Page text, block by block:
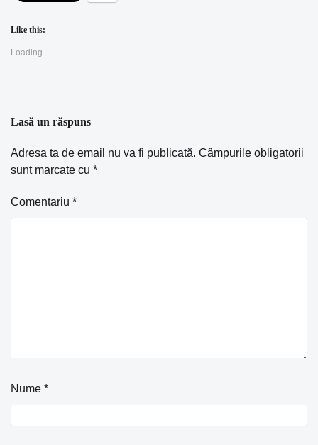
Like this:
Loading...
Lasă un răspuns
Adresa ta de email nu va fi publicată. Câmpurile obligatorii
sunt marcate cu *
Comentariu *
Nume *